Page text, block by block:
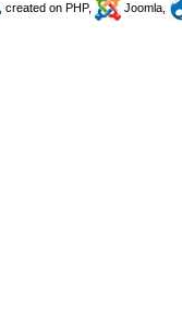
, created on PHP, Joomla,